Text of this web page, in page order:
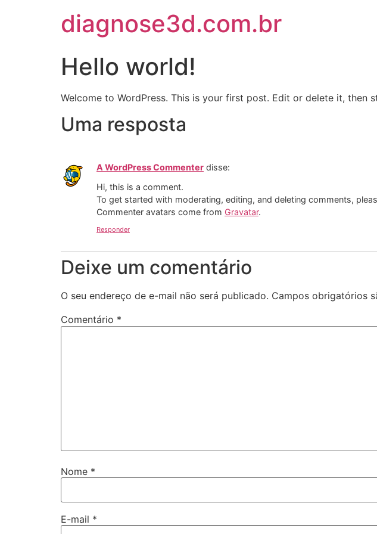
diagnose3d.com.br
Hello world!
Welcome to WordPress. This is your first post. Edit or delete it, then
Uma resposta
A WordPress Commenter disse:
Hi, this is a comment.
To get started with moderating, editing, and deleting comments,
Commenter avatars come from Gravatar.
Responder
Deixe um comentário
O seu endereço de e-mail não será publicado. Campos obrigatórios
Comentário *
Nome *
E-mail *